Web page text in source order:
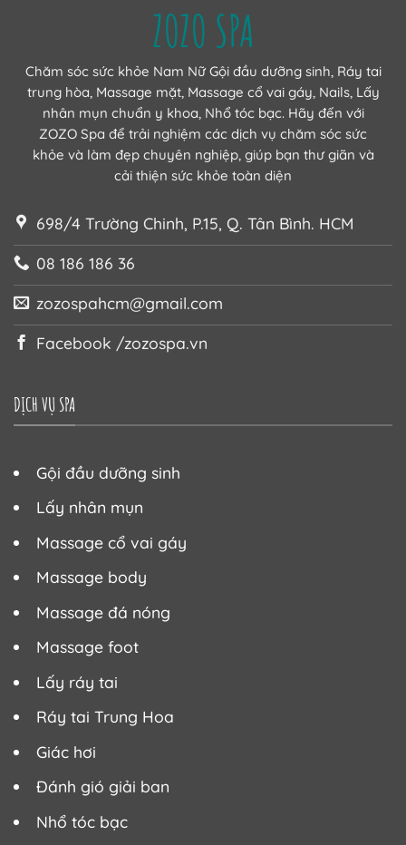
ZOZO SPA
Chăm sóc sức khỏe Nam Nữ Gội đầu dưỡng sinh, Ráy tai
trung hòa, Massage mặt, Massage cổ vai gáy, Nails, Lấy
nhân mụn chuẩn y khoa, Nhổ tóc bạc. Hãy đến với
ZOZO Spa để trải nghiệm các dịch vụ chăm sóc sức
khỏe và làm đẹp chuyên nghiệp, giúp bạn thư giãn và
cải thiện sức khỏe toàn diện
698/4 Trường Chinh, P.15, Q. Tân Bình. HCM
08 186 186 36
zozospahcm@gmail.com
Facebook /zozospa.vn
DỊCH VỤ SPA
Gội đầu dưỡng sinh
Lấy nhân mụn
Massage cổ vai gáy
Massage body
Massage đá nóng
Massage foot
Lấy ráy tai
Ráy tai Trung Hoa
Giác hơi
Đánh gió giải ban
Nhổ tóc bạc